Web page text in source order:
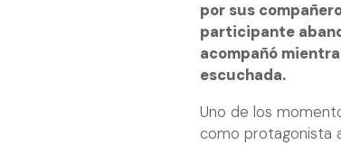
por sus
participante
acompañó
escuchada.
Uno de los
como protagonista